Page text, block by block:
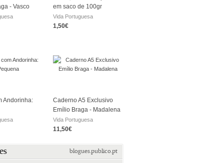
- Vasco
em saco de 100gr
Vida Portuguesa
1,50€
Andorinha:
Caderno A5 Exclusivo
Emílio Braga - Madalena
Vida Portuguesa
11,50€
blogues.publico.pt